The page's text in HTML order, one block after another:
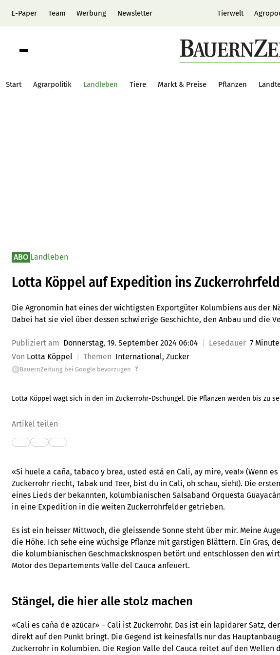
E-Paper Team Werbung Newsletter Tierwelt
Start Agrarpolitik Landleben Tiere Markt & Preise Pflanzen
ABO Landleben
Lotta Köppel auf Expedition ins Zuckerrohrfeld
Die Agronomin hat eines der wichtigsten Exportgüter Kolumbiens aus der
Dabei hat sie viel über dessen schwierige Geschichte, den Anbau und die
Publiziert am Donnerstag, 19. September 2024 06:04 Lesedauer 7
Von Lotta Köppel Themen International Zucker
G BauernZeitung bei Google bevorzugen ?
Lotta Köppel wagt sich in den im Zuckerrohr-Dschungel. Die Pflanzen werden bis zu
Artikel teilen
«Si huele a caña, tabaco y brea, usted está en Cali, ay mire, vea!» (Wenn es
Zuckerrohr riecht, Tabak und Teer, bist du in Cali, oh schau, sieh!). Die
eines Lieds der bekannten, kolumbianischen Salsaband Orquesta
in eine Expedition in die weiten Zuckerrohrfelder getrieben.
Es ist ein heisser Mittwoch, die gleissende Sonne steht über mir. Meine
die Höhe. Ich sehe eine wüchsige Pflanze mit garstigen Blättern. Ein Gras,
die kolumbianischen Geschmacksknospen betört und entschlossen den
Motor des Departements Valle del Cauca anfeuert.
Stängel, die hier alle stolz machen
«Cali es caña de azúcar» – Cali ist Zuckerrohr. Das ist ein lapidarer Satz,
direkt auf den Punkt bringt. Die Gegend ist keinesfalls nur das
Zuckerrohr in Kolumbien. Die Region Valle del Cauca reitet auf den Wellen